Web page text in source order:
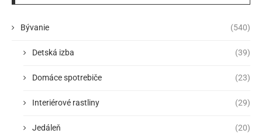
Bývanie (540)
Detská izba (39)
Domáce spotrebiče (23)
Interiérové rastliny (29)
Jedáleň (20)